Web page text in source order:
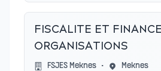
FISCALITE ET
ORGANISATIONS
FSJES Meknes • Meknes